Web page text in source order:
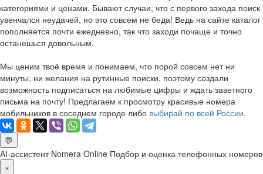
категориями и ценами. Бывают случаи, что с первого захода поиск
увенчался неудачей, но это совсем не беда! Ведь на сайте каталог
пополняется почти ежедневно, так что заходи почаще и точно
останешься довольным.
Мы ценим твоё время и понимаем, что порой совсем нет ни
минуты, ни желания на рутинные поиски, поэтому создали
возможность подписаться на любимые цифры и ждать заветного
письма на почту! Предлагаем к просмотру красивые номера
мобильников в соседнем городе либо выбирай по всей России.
💬
AI-ассистент Nomera Online Подбор и оценка телефонных номеров
×